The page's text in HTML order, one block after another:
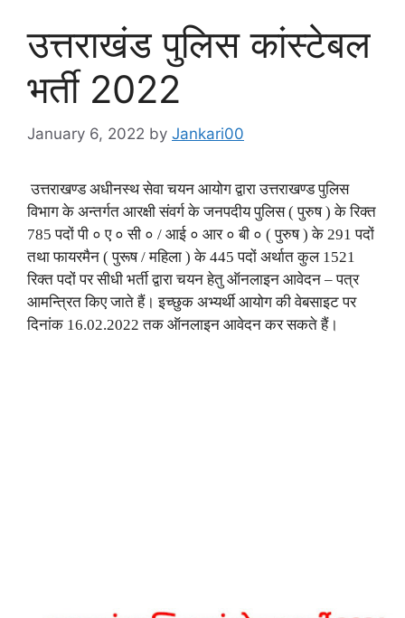
उत्तराखंड पुलिस कांस्टेबल
भर्ती 2022
January 6, 2022 by Jankari00
उत्तराखण्ड अधीनस्थ सेवा चयन आयोग द्वारा उत्तराखण्ड पुलिस
विभाग के अन्तर्गत आरक्षी संवर्ग के जनपदीय पुलिस ( पुरुष ) के रिक्त
785 पदों पी ० ए ० सी ० / आई ० आर ० बी ० ( पुरुष ) के 291 पदों
तथा फायरमैन ( पुरूष / महिला ) के 445 पदों अर्थात कुल 1521
रिक्त पदों पर सीधी भर्ती द्वारा चयन हेतु ऑनलाइन आवेदन – पत्र
आमन्त्रित किए जाते हैं। इच्छुक अभ्यर्थी आयोग की वेबसाइट पर
दिनांक 16.02.2022 तक ऑनलाइन आवेदन कर सकते हैं।